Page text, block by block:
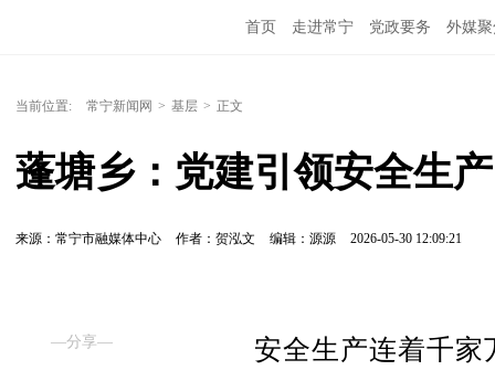
首页 走进常宁 党政要务 外媒
当前位置: 常宁新闻网 > 基层 > 正文
蓬塘乡：党建引领安全生
来源：常宁市融媒体中心 作者：贺泓文 编辑：源源 2026-05-30 12:09:21
—分享—
安全生产连着千